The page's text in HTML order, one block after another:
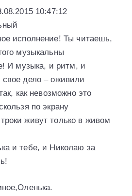
10:47:12
исполнение! Ты читаешь,
музыкальны
И музыка, и ритм, и
дело – оживили
как невозможно это
по экрану
живут только в живом
и тебе, и Николаю за